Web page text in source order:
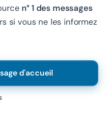
n° 1 des messages
si vous ne les informez
d'accueil